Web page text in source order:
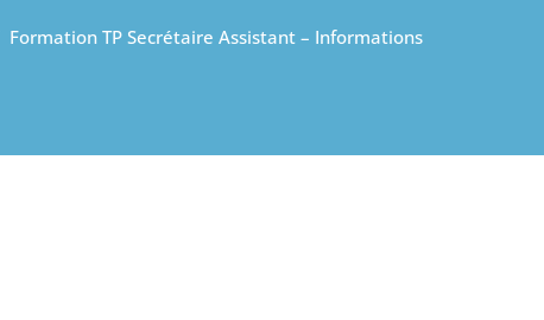
Formation TP Secrétaire Assistant – Informations